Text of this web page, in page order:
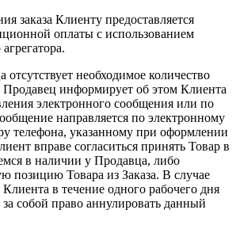
заказа Клиенту предоставляется
оплаты с использованием
необходимое количество
Продавец информирует об этом Клиента
электронного сообщения или по
направляется по электронному
телефона, указанному при оформлении
вправе согласиться принять Товар в
в наличии у Продавца, либо
позицию Товара из Заказа. В случае
в течение одного рабочего дня
собой право аннулировать данный